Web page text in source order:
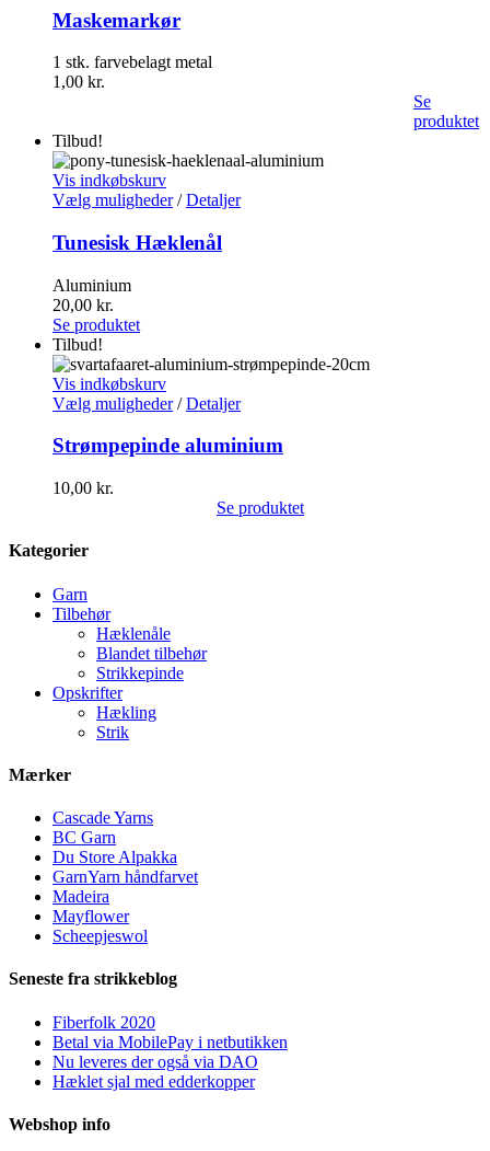
Maskemarkør
1 stk. farvebelagt metal
1,00 kr.
Se
produktet
Tilbud!
Vis indkøbskurv
Vælg muligheder/ Detaljer
Tunesisk Hæklenål
Aluminium
20,00 kr.
Se produktet
Tilbud!
Vis indkøbskurv
Vælg muligheder/ Detaljer
Strømpepinde aluminium
10,00 kr.
Se produktet
Kategorier
Garn
Tilbehør
Hæklenåle
Blandet tilbehør
Strikkepinde
Opskrifter
Hækling
Strik
Mærker
Cascade Yarns
BC Garn
Du Store Alpakka
GarnYarn håndfarvet
Madeira
Mayflower
Scheepjeswol
Seneste fra strikkeblog
Fiberfolk 2020
Betal via MobilePay i netbutikken
Nu leveres der også via DAO
Hæklet sjal med edderkopper
Webshop info